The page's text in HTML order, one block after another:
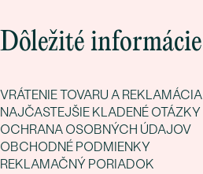
Dôležité informácie
VRÁTENIE TOVARU A REKLAMÁCIA
NAJČASTEJŠIE KLADENÉ OTÁZKY
OCHRANA OSOBNÝCH ÚDAJOV
OBCHODNÉ PODMIENKY
REKLAMAČNÝ PORIADOK